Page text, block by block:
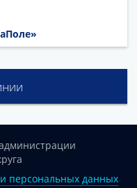
персональных данных